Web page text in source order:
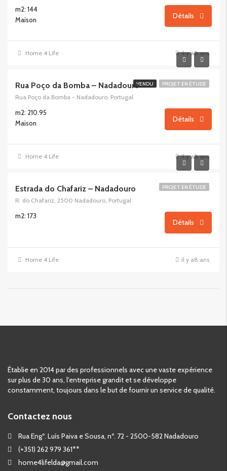
m2: 144
Maison
Détails
Home 4 Life il y a8 ans
VENDU PROJET EN ÉTUDE
Rua Poço da Bomba – Nadadouro
Rua Poço da Bomba - Nadadouro, Portugal
m2: 210.95
Maison
Détails
Home 4 Life il y a8 ans
PROJET EN ÉTUDE
Estrada do Chafariz – Nadadouro
R. do Chafariz, 2500 Nadadouro, Portugal
m2: 173
Détails
Home 4 Life il y a8 ans
Établie en 2014 par des professionnels avec une vaste expérience
sur plus de 30 ans, l'entreprise grandit et se développe
constamment, toujours dans le but de fournir un service de qualité.
Contactez nous
Rua Engº. Luís Paiva e Sousa, nº. 72 - 2500-582 Nadadouro
(+351) 262 979 361**
home4lifelda@gmail.com